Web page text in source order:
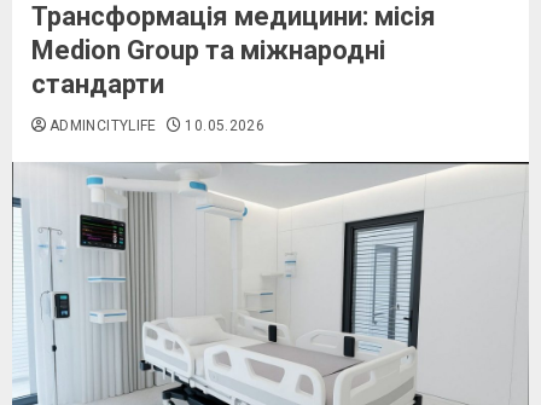
Трансформація медицини: місія
Medion Group та міжнародні
стандарти
ADMINCITYLIFE 10.05.2026